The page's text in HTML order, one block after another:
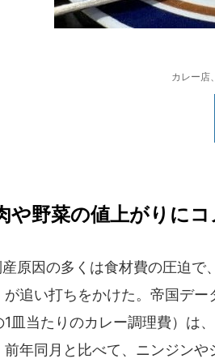
カレー店
や野菜の値上がりに
原因の多くは食材費の圧迫で
が追い打ちをかけた。帝国デ
1皿当たりのカレー調理費）は
前年同月と比べて、ニンジン